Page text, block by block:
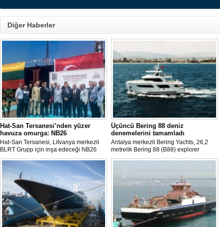
Diğer Haberler
Hat-San Tersanesi’nden yüzer
havuza omurga: NB26
Hat-San Tersanesi, Litvanya merkezli
BLRT Grupp için inşa edeceği NB26
inşa numaralı yüzer havuzun omurga
yerleştirme törenini Yalova’daki
tersanesinde gerçekleştirdi.
Üçüncü Bering 88 deniz
denemelerini tamamladı
Antalya merkezli Bering Yachts, 26,2
metrelik Bering 88 (B88) explorer
serisinin üçüncü teknesinin ilk deniz